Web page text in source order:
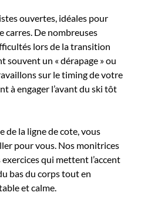
ouvertes, idéales pour
carres. De nombreuses
lors de la transition
souvent un « dérapage » ou
sur le timing de votre
à engager l’avant du ski tôt
de la ligne de cote, vous
pour vous. Nos monitrices
qui mettent l’accent
bas du corps tout en
et calme.